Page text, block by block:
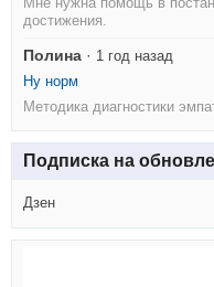
достижения.
Полина · 1 год назад
Ну норм
Методика диагностики
Подписка на
Дзен